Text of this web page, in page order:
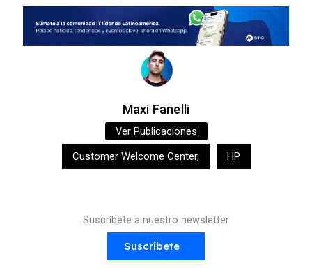
Maxi Fanelli
Ver Publicaciones
Customer Welcome Center, HP
Suscríbete a nuestro newsletter
Suscríbete